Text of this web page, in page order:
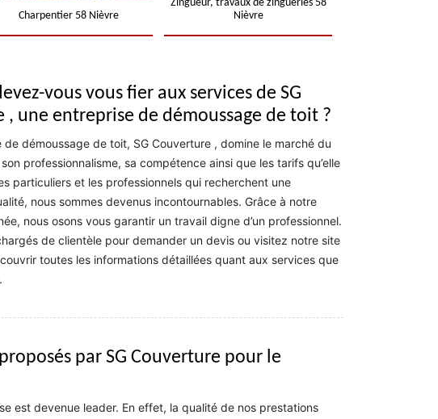
Charpentier 58 Nièvre
Zingueur, travaux de zingueries 58
Nièvre
vous vous fier aux services de SG
, une entreprise de démoussage de toit ?
de démoussage de toit, SG Couverture , domine le marché du
professionnalisme, sa compétence ainsi que les tarifs qu’elle
particuliers et les professionnels qui recherchent une
nous sommes devenus incontournables. Grâce à notre
nous osons vous garantir un travail digne d’un professionnel.
de clientèle pour demander un devis ou visitez notre site
toutes les informations détaillées quant aux services que
par SG Couverture pour le
est devenue leader. En effet, la qualité de nos prestations